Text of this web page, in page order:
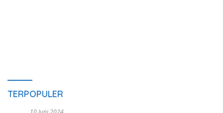
TERPOPULER